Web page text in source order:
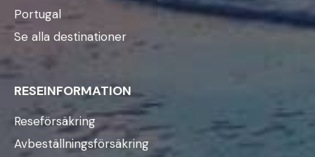
Portugal
Se alla destinationer
RESEINFORMATION
Reseförsäkring
Avbeställningsförsäkring